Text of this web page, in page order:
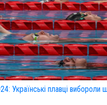
Українські плавці вибороли